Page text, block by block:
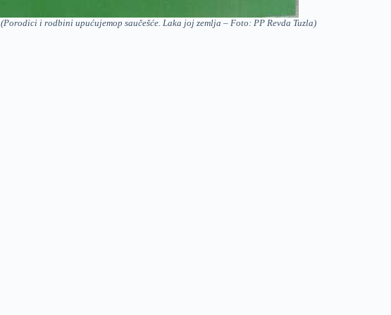
(Porodici i rodbini upućujemop saučešće. Laka joj zemlja – Foto: PP Revda Tuzla)